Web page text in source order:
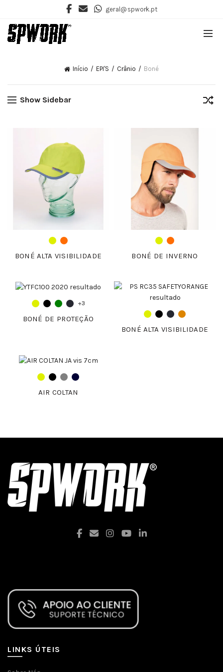
geral@spwork.pt
Início EPI'S Crânio Boné
Show Sidebar
BONÉ ALTA VISIBILIDADE BONÉ DE INVERNO
+3
BONÉ DE PROTEÇÃO
BONÉ ALTA VISIBILIDADE
AIR COLTAN
LINKS ÚTEIS